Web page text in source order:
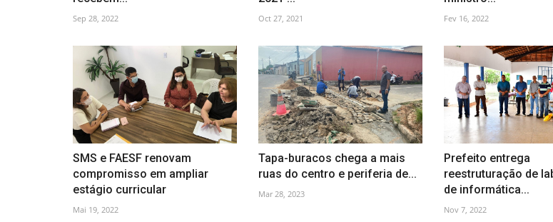
Sep 28, 2022 Oct 27, 2021 Fev 16, 2022
SMS e FAESF renovam
compromisso em ampliar
estágio curricular
Mai 19, 2022
Tapa-buracos chega a mais
ruas do centro e periferia de...
Mar 28, 2023
Prefeito entrega
reestruturação de
de informática...
Nov 7, 2022